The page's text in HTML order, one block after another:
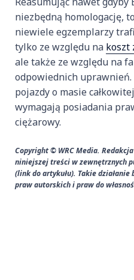
niezbędną homologację,
niewiele egzemplarzy
tylko ze względu na koszt
ale także ze względu na
odpowiednich
pojazdy o masie
wymagają posiadania
ciężarowy.
Copyright © WRC Media.
niniejszej treści w zewnętrznych
(link do artykułu). Takie
praw autorskich i praw do